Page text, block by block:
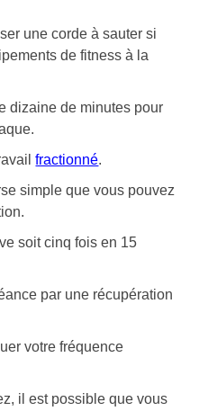
une corde à sauter si
de fitness à la
dizaine de minutes pour
fractionné.
simple que vous pouvez
soit cinq fois en 15
par une récupération
votre fréquence
il est possible que vous